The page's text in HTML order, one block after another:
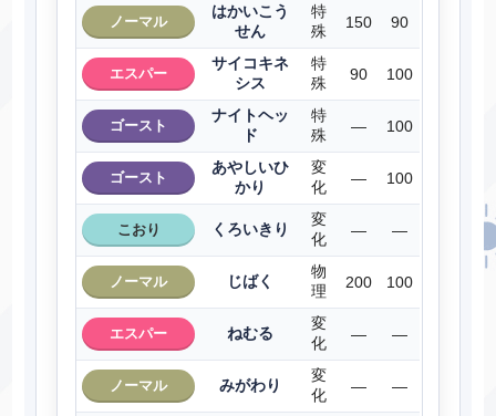
ノーマル
はかいこう
せん
特
殊
150 90
エスパー
サイコキネ
シス
特
殊
90 100
ゴースト
ナイトヘッ
ド
特
殊
― 100
ゴースト
あやしいひ
かり
変
化
― 100
こおり くろいきり
変
化
― ―
ノーマル じばく
物
理
200 100
エスパー ねむる
変
化
― ―
ノーマル みがわり
変
化
― ―